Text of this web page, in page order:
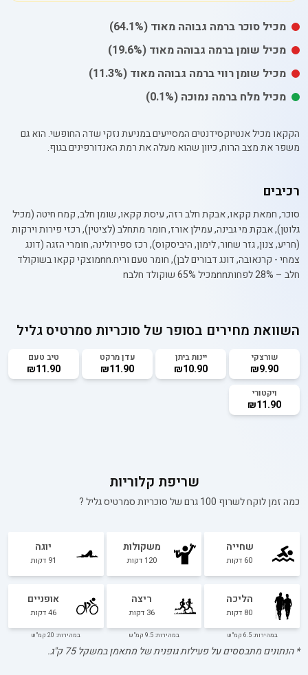
מכיל סוכר ברמה גבוהה מאוד (64.1%)
מכיל שומןברמה גבוהה מאוד (19.6%)
מכיל שומן רוויברמה גבוהה מאוד (11.3%)
מכיל מלח ברמה נמוכה (0.1%)
הקקאו מכיל אנטיוקסידנטים המסייעים במניעת נזקי שדה החופשי. הוא גם
משפר את מצב הרוח, כיוון שהוא מעלה את רמת האנדורפינים בגוף.
רכיבים
סוכר, חמאת קקאו, אבקת חלב רזה, עיסת קקאו, שומן חלב, קמח חיטה (מכיל
גלוטן), אבקת מי גבינה, עמילן אורז, חומר מתחלב (לציטין), רכזי פירות וירקות
(חריע, צנון, גזר שחור, לימון, היביסקוס), רכז ספירולינה, חומרי הזגה (דונג
צמחי - קרנאובה, דונג דבורים לבן), חומר טעם וריח.nnמוצקי קקאו בשוקולד
חלב – 28% לפחותnnמכיל 65% שוקולד חלבn
השוואת מחירים בסופר של סוכריות סמרטיס גליל
שורצקי
₪9.90
יינות ביתן
₪10.90
עדן מרקט
₪11.90
טיב טעם
₪11.90
ויקטורי
₪11.90
שריפת קלוריות
כמה זמן לוקח לשרוף 100 גרם של סוכריות סמרטיס גליל?
שחייה
60 דקות
משקולות
120 דקות
יוגה
91 דקות
הליכה
80 דקות
במהירות: 6.5 קמ"ש
ריצה
36 דקות
במהירות: 9.5 קמ"ש
אופניים
46דקות
במהירות: 20 קמ"ש
* הנתונים מתבססים על פעילות גופנית של מתאמן במשקל75ק"ג.